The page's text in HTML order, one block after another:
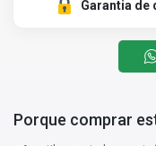
Garantia de
Porque comprar